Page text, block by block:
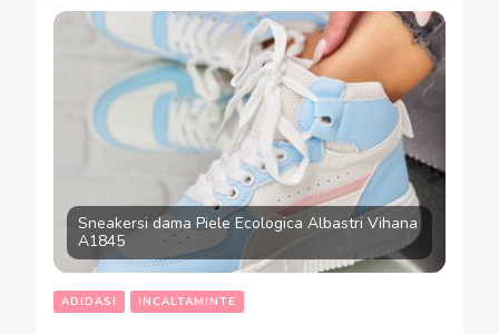
Sneakersi dama Piele Ecologica Albastri Vihana
A1845
ADIDASI INCALTAMINTE